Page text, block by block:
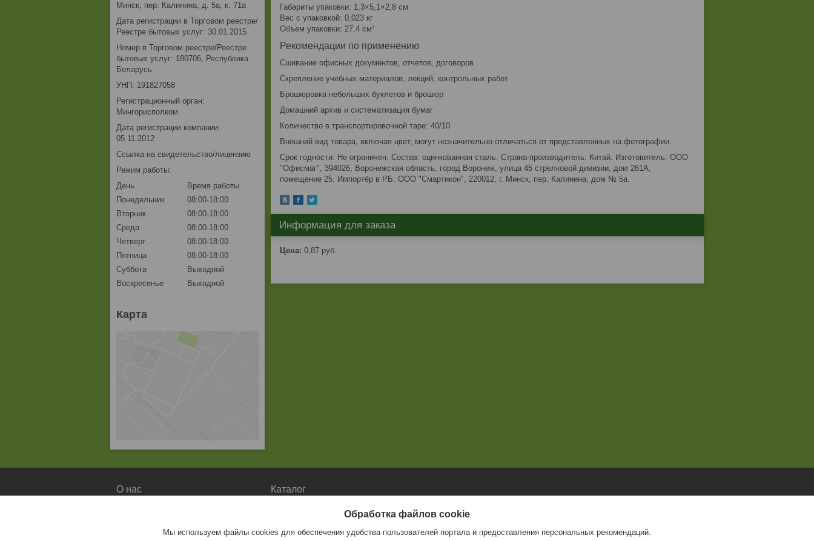
Габариты упаковки: 1,3×5,1×2,8 см
Вес с упаковкой: 0,023 кг
Объем упаковки: 27,4 см³
Рекомендации по применению
Сшивание офисных документов, отчетов, договоров
Скрепление учебных материалов, лекций, контрольных работ
Брошюровка небольших буклетов и брошюр
Домашний архив и систематизация бумаг
Количество в транспортировочной таре: 40/10
Внешний вид товара, включая цвет, могут незначительно отличаться от представленных на фотографии.
Срок годности: Не ограничен. Состав: оцинкованная сталь. Страна-производитель: Китай. Изготовитель: ООО
"Офисмаг", 394026, Воронежская область, город Воронеж, улица 45 стрелковой дивизии, дом 261А,
помещение 25. Импортёр в РБ: ООО "Смартикон", 220012, г. Минск, пер. Калинина, дом № 5а.
Информация для заказа
Цена: 0,87 руб.
Минск, пер. Калинина, д. 5а, к. 71а
Дата регистрации в Торговом реестре/
Реестре бытовых услуг: 30.01.2015
Номер в Торговом реестре/Реестре
бытовых услуг: 180706, Республика
Беларусь
УНП: 191827058
Регистрационный орган:
Мингорисполком
Дата регистрации компании:
05.11.2012
Ссылка на свидетельство/лицензию
Режим работы:
День
Время работы
Понедельник
08:00-18:00
Вторник
08:00-18:00
Среда
08:00-18:00
Четверг
08:00-18:00
Пятница
08:00-18:00
Суббота
Выходной
Воскресенье
Выходной
Карта
О нас Каталог
Обработка файлов cookie
Мы используем файлы cookies для обеспечения удобства пользователей портала и предоставления персональных рекомендаций.